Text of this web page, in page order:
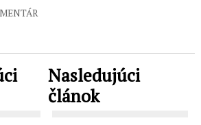
Nasledujúci
článok